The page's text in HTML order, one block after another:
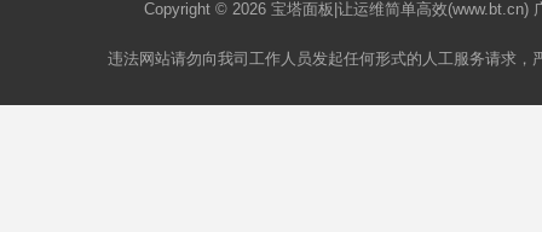
Copyright © 2026 宝塔面板 |让运维简单高效
违法网站请勿向我司工作人员发起任何形式的人工服务请求，